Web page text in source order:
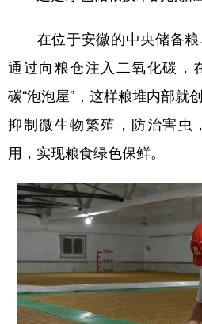
在位于安徽的中央储备粮
通过向粮仓注入二氧化碳，
碳“泡泡屋”，这样粮堆内部就
抑制微生物繁殖，防治害虫
用，实现粮食绿色保鲜。